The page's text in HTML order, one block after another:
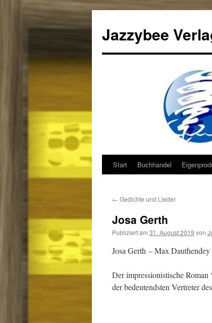
Jazzybee
Zum
springen
Start Buchhandel
← Gedichte und Lieder
Josa Gerth
Publiziert am 31. August 2019 von
Josa Gerth – Max Dauthendey
Der impressionistische
der bedeutendsten Vertreter